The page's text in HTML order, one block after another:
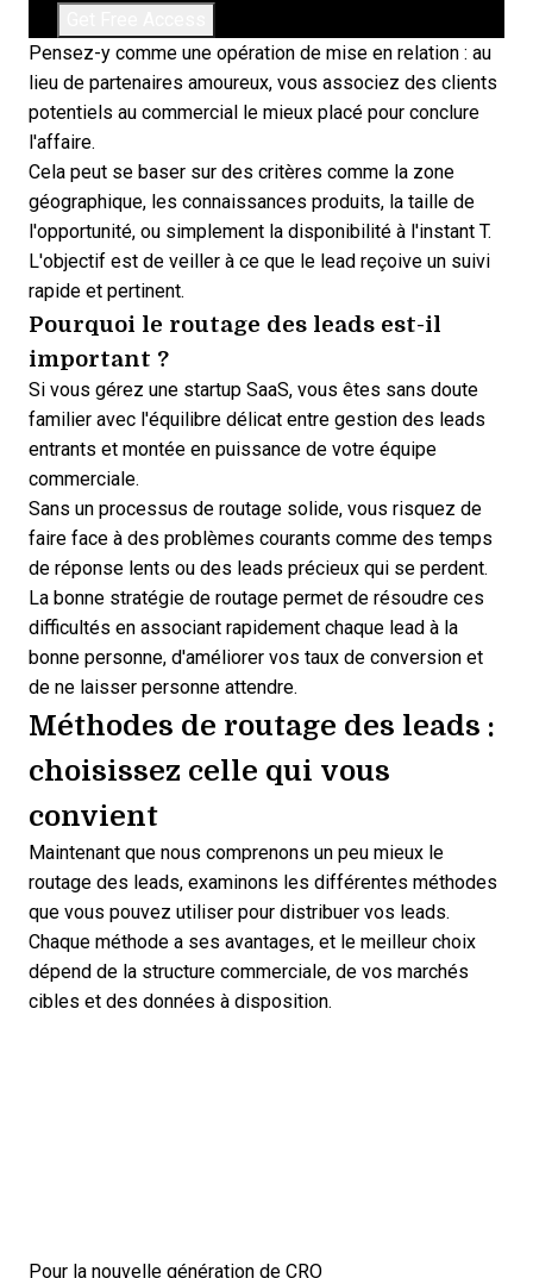
Pensez-y comme une opération de mise en relation : au
lieu de partenaires amoureux, vous associez des clients
potentiels au commercial le mieux placé pour conclure
l'affaire.
Cela peut se baser sur des critères comme la zone
géographique, les connaissances produits, la taille de
l'opportunité, ou simplement la disponibilité à l'instant T.
L'objectif est de veiller à ce que le lead reçoive un suivi
rapide et pertinent.
Pourquoi le routage des leads est-il
important ?
Si vous gérez une startup SaaS, vous êtes sans doute
familier avec l'équilibre délicat entre gestion des leads
entrants et montée en puissance de votre équipe
commerciale.
Sans un processus de routage solide, vous risquez de
faire face à des problèmes courants comme des temps
de réponse lents ou des leads précieux qui se perdent.
La bonne stratégie de routage permet de résoudre ces
difficultés en associant rapidement chaque lead à la
bonne personne, d'améliorer vos taux de conversion et
de ne laisser personne attendre.
Méthodes de routage des leads :
choisissez celle qui vous
convient
Maintenant que nous comprenons un peu mieux le
routage des leads, examinons les différentes méthodes
que vous pouvez utiliser pour distribuer vos leads.
Chaque méthode a ses avantages, et le meilleur choix
dépend de la structure commerciale, de vos marchés
cibles et des données à disposition.
Pour la nouvelle génération de CRO